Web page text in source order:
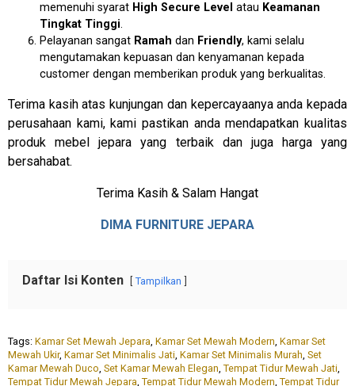
memenuhi syarat High Secure Level atau Keamanan
Tingkat Tinggi.
Pelayanan sangat Ramah dan Friendly, kami selalu
mengutamakan kepuasan dan kenyamanan kepada
customer dengan memberikan produk yang berkualitas.
Terima kasih atas kunjungan dan kepercayaanya anda kepada
perusahaan kami, kami pastikan anda mendapatkan kualitas
produk mebel jepara yang terbaik dan juga harga yang
bersahabat.
Terima Kasih & Salam Hangat
DIMA FURNITURE JEPARA
Daftar Isi Konten Tampilkan
Tags: Kamar Set Mewah Jepara, Kamar Set Mewah Modern, Kamar Set
Mewah Ukir, Kamar Set Minimalis Jati, Kamar Set Minimalis Murah, Set
Kamar Mewah Duco, Set Kamar Mewah Elegan, Tempat Tidur Mewah Jati,
Tempat Tidur Mewah Jepara, Tempat Tidur Mewah Modern, Tempat Tidur